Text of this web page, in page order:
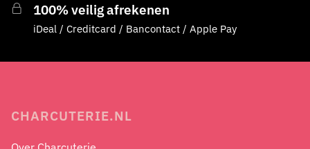
100% veilig afrekenen
iDeal / Creditcard / Bancontact / Apple Pay
CHARCUTERIE.NL